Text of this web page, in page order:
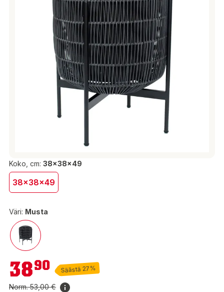
Koko, cm: 38x38x49
38x38x49
Väri: Musta
3890 Säästä 27%
Norm.53,00 €